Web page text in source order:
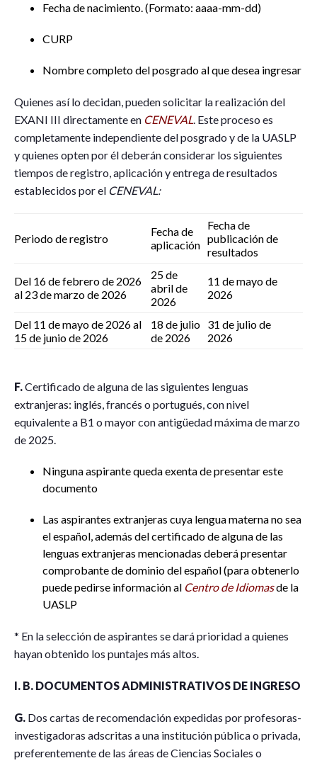
Fecha de nacimiento. (Formato: aaaa-mm-dd)
CURP
Nombre completo del posgrado al que desea ingresar
Quienes así lo decidan, pueden solicitar la realización del
EXANI III directamente en CENEVAL. Este proceso es
completamente independiente del posgrado y de la UASLP
y quienes opten por él deberán considerar los siguientes
tiempos de registro, aplicación y entrega de resultados
establecidos por el CENEVAL:
Periodo de registro
Fecha de
aplicación
Fecha de
publicación de
resultados
Del 16 de febrero de 2026
al 23 de marzo de 2026
25 de
abril de
2026
11 de mayo de
2026
Del 11 de mayo de 2026 al
15 de junio de 2026
18 de julio
de 2026
31 de julio de
2026
F.Certificado de alguna de las siguientes lenguas
extranjeras: inglés, francés o portugués, con nivel
equivalente a B1 o mayor con antigüedad máxima de marzo
de 2025.
Ninguna aspirante queda exenta de presentar este
documento
Las aspirantes extranjeras cuya lengua materna no sea
el español, además del certificado de alguna de las
lenguas extranjeras mencionadas deberá presentar
comprobante de dominio del español (para obtenerlo
puede pedirse información al Centro de Idiomasde la
UASLP
* En la selección de aspirantes se dará prioridad a quienes
hayan obtenido los puntajes más altos.
I. B. DOCUMENTOS ADMINISTRATIVOS DE INGRESO
G. Dos cartas de recomendación expedidas por profesoras-
investigadoras adscritas a una institución pública o privada,
preferentemente de las áreas de Ciencias Sociales o